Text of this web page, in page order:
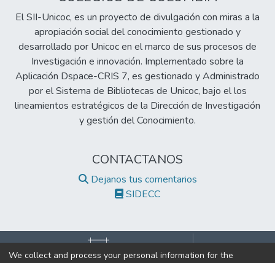
El SII-Unicoc, es un proyecto de divulgación con miras a la
apropiación social del conocimiento gestionado y
desarrollado por Unicoc en el marco de sus procesos de
Investigación e innovación. Implementado sobre la
Aplicación Dspace-CRIS 7, es gestionado y Administrado
por el Sistema de Bibliotecas de Unicoc, bajo el los
lineamientos estratégicos de la Dirección de Investigación
y gestión del Conocimiento.
CONTACTANOS
Dejanos tus comentarios
SIDECC
We collect and process your personal information for the